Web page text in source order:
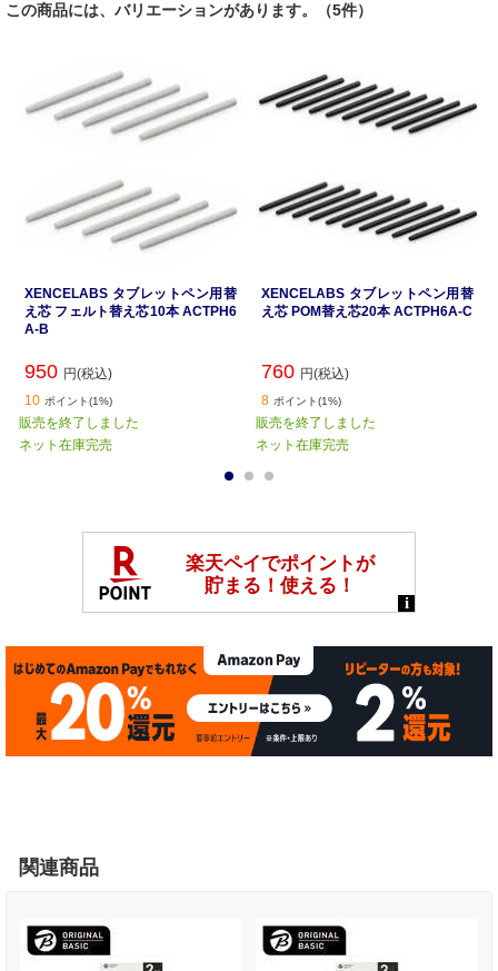
この商品には、バリエーションがあります。（5件）
XENCELABS タブレットペン用替
え芯 フェルト替え芯10本 ACTPH6
A-B
950 円(税込)
10 ポイント(1%)
販売を終了しました
ネット在庫完売
XENCELABS タブレットペン用替
え芯 POM替え芯20本 ACTPH6A-C
760 円(税込)
8 ポイント(1%)
販売を終了しました
ネット在庫完売
関連商品